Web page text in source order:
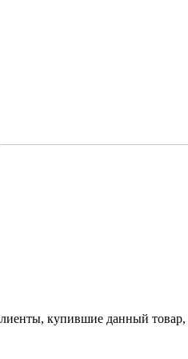
купившие данный